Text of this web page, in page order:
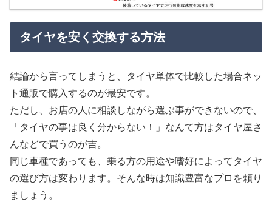
タイヤを安く交換する方法
結論から言ってしまうと、タイヤ単体で比較した場合ネッ
ト通販で購入するのが最安です。
ただし、お店の人に相談しながら選ぶ事ができないので、
「タイヤの事は良く分からない！」なんて方はタイヤ屋さ
んなどで買うのが吉。
同じ車種であっても、乗る方の用途や嗜好によってタイヤ
の選び方は変わります。そんな時は知識豊富なプロを頼り
ましょう。